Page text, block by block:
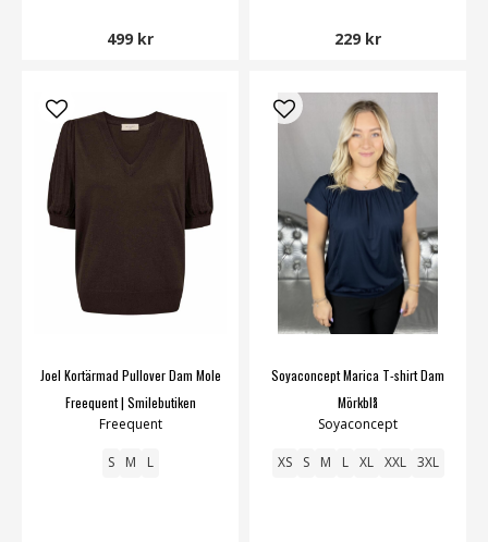
499 kr 229 kr
Joel Kortärmad Pullover Dam Mole
Freequent | Smilebutiken
Freequent
S M L
Soyaconcept Marica T-shirt Dam
Mörkblå
Soyaconcept
XS S M L XL XXL 3XL